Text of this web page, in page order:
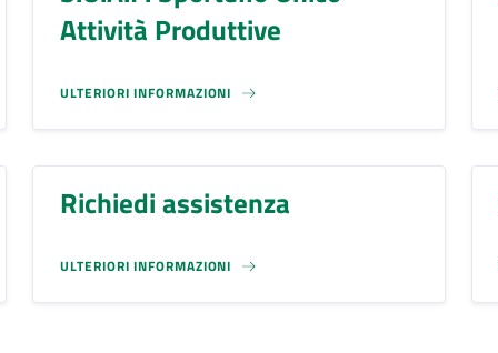
Attività Produttive
ULTERIORI INFORMAZIONI
Richiedi assistenza
ULTERIORI INFORMAZIONI